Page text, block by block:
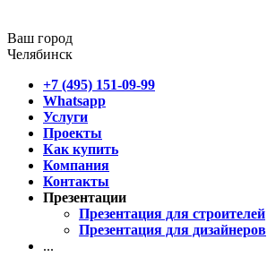
Ваш город
Челябинск
+7 (495) 151-09-99
Whatsapp
Услуги
Проекты
Как купить
Компания
Контакты
Презентации
Презентация для строителей
Презентация для дизайнеров
...